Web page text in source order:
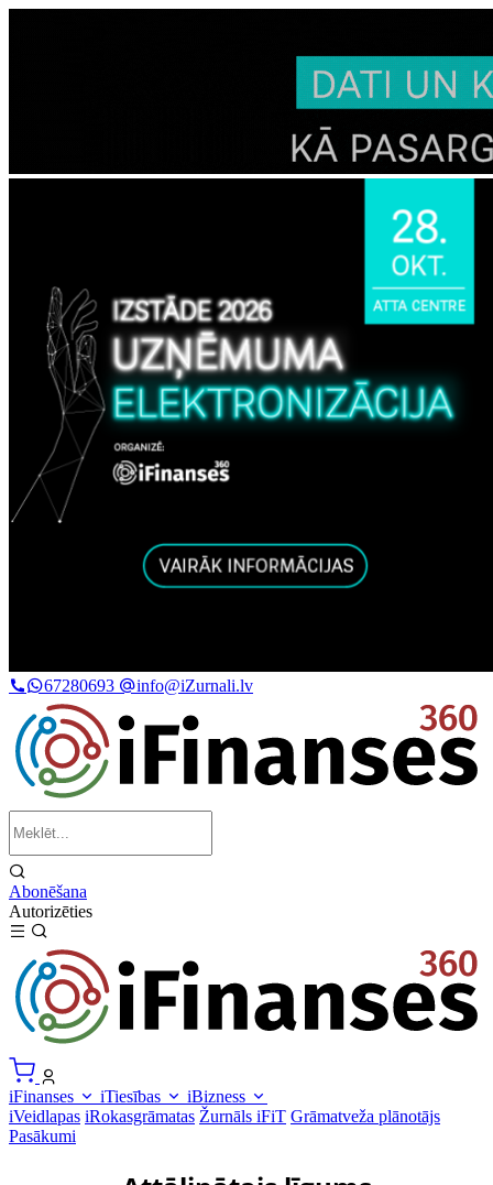
67280693 info@iZurnali.lv
Abonēšana
Autorizēties
iFinanses iTiesības
iBizness
iVeidlapas iRokasgrāmatas Žurnāls iFiT Grāmatveža plānotājs
Pasākumi